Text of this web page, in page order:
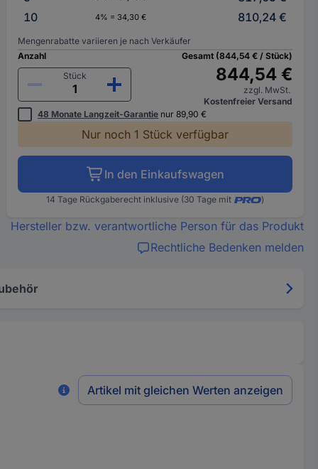
10
4% = 34,30 € 810,24 €
Mengenrabatte variieren je nach Verkäufer
Anzahl
Stück
Gesamt (844,54 € / Stück)
844,54 €
zzgl. MwSt.
Kostenfreier Versand
48 Monate Langzeit-Garantie nur 89,90 €
Nur noch 1 Stück verfügbar
In den Einkaufswagen
14 Tage Rückgaberecht inklusive (30 Tage mit )
Hersteller bzw. verantwortliche Person für das Produkt
Rechtliche Bedenken melden
Artikel mit gleichen Werten anzeigen